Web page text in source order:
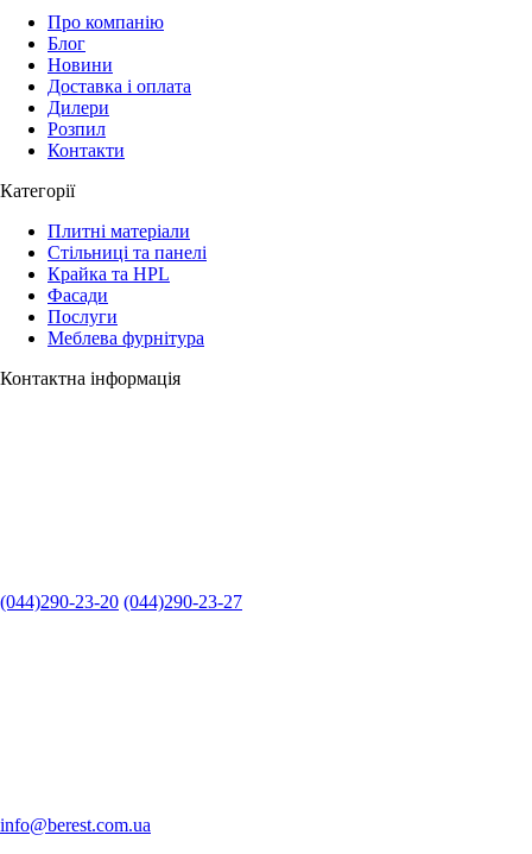
Про компанію
Блог
Новини
Доставка і оплата
Дилери
Розпил
Контакти
Категорії
Плитні матеріали
Стільниці та панелі
Крайка та HPL
Фасади
Послуги
Меблева фурнітура
Контактна інформація
(044)290-23-20 (044)290-23-27
info@berest.com.ua